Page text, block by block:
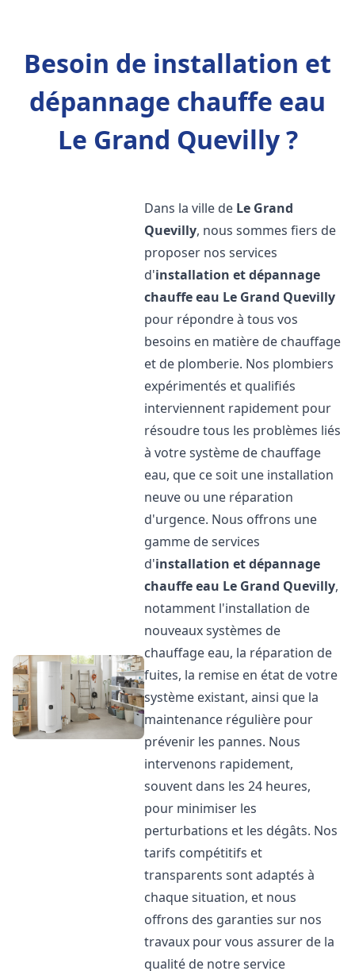
Besoin de installation et
dépannage chauffe eau
Le Grand Quevilly ?
Dans la ville de Le Grand
Quevilly, nous sommes fiers de
proposer nos services
d'installation et dépannage
chauffe eau Le Grand Quevilly
pour répondre à tous vos
besoins en matière de chauffage
et de plomberie. Nos plombiers
expérimentés et qualifiés
interviennent rapidement pour
résoudre tous les problèmes liés
à votre système de chauffage
eau, que ce soit une installation
neuve ou une réparation
d'urgence. Nous offrons une
gamme de services
d'installation et dépannage
chauffe eau Le Grand Quevilly,
notamment l'installation de
nouveaux systèmes de
chauffage eau, la réparation de
fuites, la remise en état de votre
système existant, ainsi que la
maintenance régulière pour
prévenir les pannes. Nous
intervenons rapidement,
souvent dans les 24 heures,
pour minimiser les
perturbations et les dégâts. Nos
tarifs compétitifs et
transparents sont adaptés à
chaque situation, et nous
offrons des garanties sur nos
travaux pour vous assurer de la
qualité de notre service